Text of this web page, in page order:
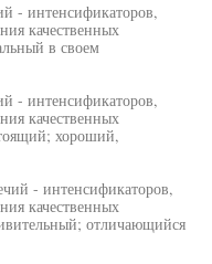
- интенсификаторов,
качественных
в своем
- интенсификаторов,
качественных
хороший,
- интенсификаторов,
качественных
отличающийся